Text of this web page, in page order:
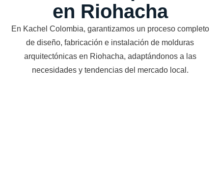
en Riohacha
En Kachel Colombia, garantizamos un proceso completo
de diseño, fabricación e instalación de molduras
arquitectónicas en Riohacha, adaptándonos a las
necesidades y tendencias del mercado local.